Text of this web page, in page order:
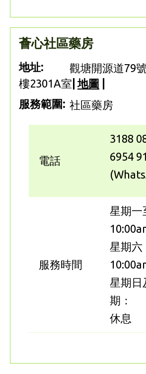
薈心社區藥房
地址:
觀塘開源道79
樓2301A室 地圖
服務範圍: 社區藥房
電話
3188
6954
服務時間
星期一
星期六
星期日
期：
休息